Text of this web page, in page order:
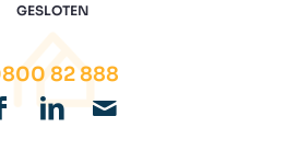
GESLOTEN
82 888